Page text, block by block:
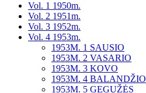
Vol. 1 1950m.
Vol. 2 1951m.
Vol. 3 1952m.
Vol. 4 1953m.
1953M. 1 SAUSIO
1953M. 2 VASARIO
1953M. 3 KOVO
1953M. 4 BALANDŽIO
1953M. 5 GEGUŽĖS